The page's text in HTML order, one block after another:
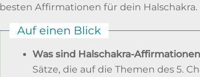
besten Affirmationen für dein Halschakra.
Auf einen Blick
Was sind Halschakra-
Sätze, die auf die Themen des 5.